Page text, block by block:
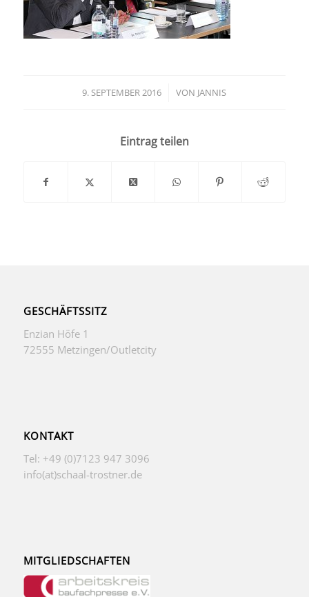
9. SEPTEMBER 2016
/ VON JANNIS
Eintrag teilen
GESCHÄFTSSITZ
Enzian Höfe 1
72555 Metzingen/Outletcity
KONTAKT
Tel: +49 (0)7123 947 3096
info(at)schaal-trostner.de
MITGLIEDSCHAFTEN